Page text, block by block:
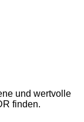
und wertvolle
finden.